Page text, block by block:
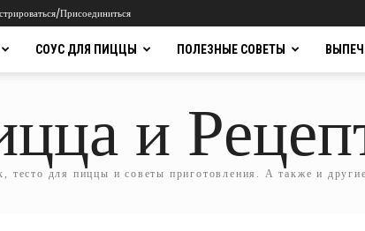
Присоединиться
СОУС ДЛЯ ПИЦЦЫ ПОЛЕЗНЫЕ СОВЕТЫ
и
для пиццы и советы приготовления. А также и